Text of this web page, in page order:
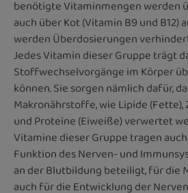
benötigte Vitaminmengen werden
auch über Kot (Vitamin B9 und B12)
werden Überdosierungen
Jedes Vitamin dieser Gruppe trägt
Stoffwechselvorgänge im Körper
können. Sie sorgen nämlich dafür,
Makronährstoffe, wie Lipide
und Proteine (Eiweiße) verwertet
Vitamine dieser Gruppe tragen
Funktion des Nerven- und
an der Blutbildung beteiligt, für die
auch für die Entwicklung der